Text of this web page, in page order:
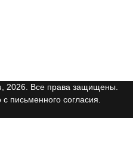
2026. Все права защищены.
письменного согласия.